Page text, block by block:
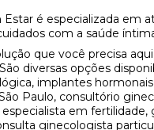
Estar é especializada em
com a saúde
que você precisa
diversas opções
implantes
Paulo, consultório
em fertilidade,
ginecologista